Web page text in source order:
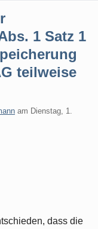
1 Satz 1
teilweise
am Dienstag, 1.
dass die